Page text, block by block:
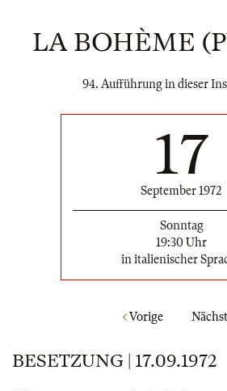
LA BOHÈME
94. Aufführung in dieser
17
September 1972
Sonntag
19:30 Uhr
in italienischer
Vorige
BESETZUNG | 17.09.1972